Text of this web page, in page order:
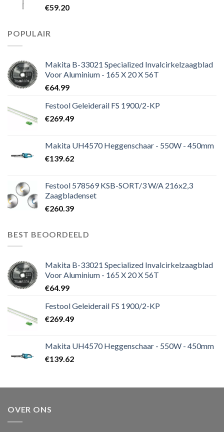
€59.20
POPULAIR
Makita B-33021 Specialized Invalcirkelzaagblad
Voor Aluminium - 165 X 20 X 56T
€64.99
Festool Geleiderail FS 1900/2-KP
€269.49
Makita UH4570 Heggenschaar - 550W - 450mm
€139.62
Festool 578569 KSB-SORT/3 W/A 216x2,3
Zaagbladenset
€260.39
BEST BEOORDEELD
Makita B-33021 Specialized Invalcirkelzaagblad
Voor Aluminium - 165 X 20 X 56T
€64.99
Festool Geleiderail FS 1900/2-KP
€269.49
Makita UH4570 Heggenschaar - 550W - 450mm
€139.62
OVER ONS